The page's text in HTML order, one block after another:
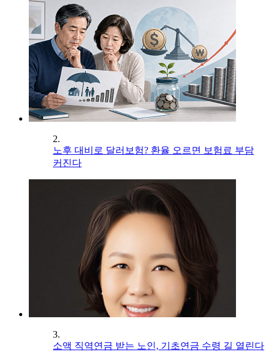
2.
노후 대비로 달러보험? 환율 오르면 보험료 부담
커진다
3.
소액 직역연금 받는 노인, 기초연금 수령 길 열린다